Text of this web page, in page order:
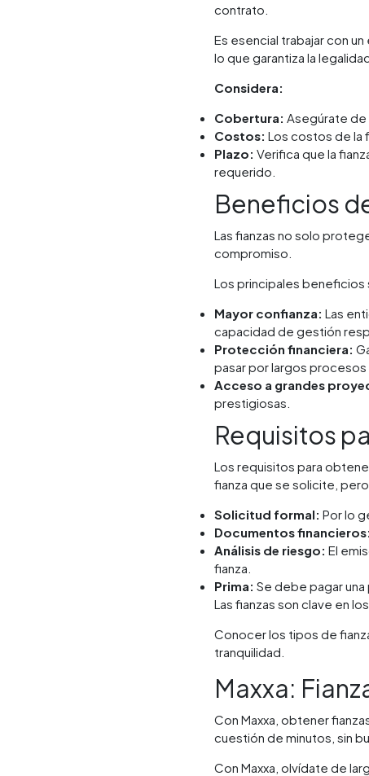
contrato.
Es esencial trabajar con
lo que garantiza la
Considera:
Cobertura: Asegúrate de
Costos: Los costos de la
Plazo: Verifica que la
requerido.
Beneficios
Las fianzas no solo
compromiso.
Los principales beneficios
Mayor confianza: Las
capacidad de gestión
Protección financiera:
pasar por largos procesos
Acceso a grandes
prestigiosas.
Requisitos
Los requisitos para
fianza que se solicite,
Solicitud formal: Por lo
Documentos financieros:
Análisis de riesgo: El
fianza.
Prima: Se debe pagar una
Las fianzas son clave en
Conocer los tipos de
tranquilidad.
Maxxa:
Con Maxxa, obtener
cuestión de minutos, sin
Con Maxxa, olvídate de